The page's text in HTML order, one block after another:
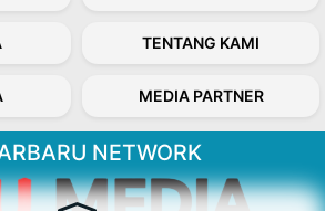
TENTANG KAMI
MEDIA PARTNER
NETWORK